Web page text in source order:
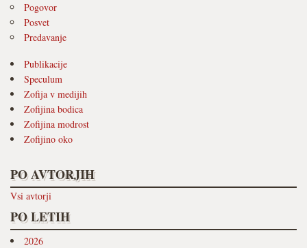
Pogovor
Posvet
Predavanje
Publikacije
Speculum
Zofija v medijih
Zofijina bodica
Zofijina modrost
Zofijino oko
PO AVTORJIH
Vsi avtorji
PO LETIH
2026